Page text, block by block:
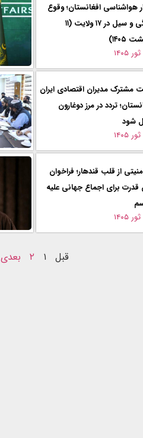
هواشناسی افغانستان؛ وقوع
بارندگی و سیل در ۱۷ ولایت (۱۱
۱۴۰۵)
مدیران اقتصادی ایران
تردد در مرز دوغارون
شود
از قلب قندهار؛ فراخوان
قدرت برای اجماع جهانی علیه
قبل ۱ ۲ بعدی